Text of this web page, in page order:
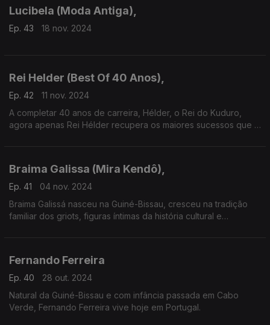
Lucibela (Moda Antiga),
Ep. 43 18 nov. 2024
Rei Helder (Best Of 40 Anos),
Ep. 42
11 nov. 2024
A completar 40 anos de carreira, Hélder, o Rei do Kuduro,
agora apenas Rei Hélder recupera os maiores sucessos que o
Braima Galissa (Mira Kendô),
Ep. 41
04 nov. 2024
Braima Galissá nasceu na Guiné-Bissau, cresceu na tradição
familiar dos griots, figuras íntimas da história cultural e
Fernando Ferreira
Ep. 40
28 out. 2024
Natural da Guiné-Bissau e com infância passada em Cabo
Verde, Fernando Ferreira vive hoje em Portugal.